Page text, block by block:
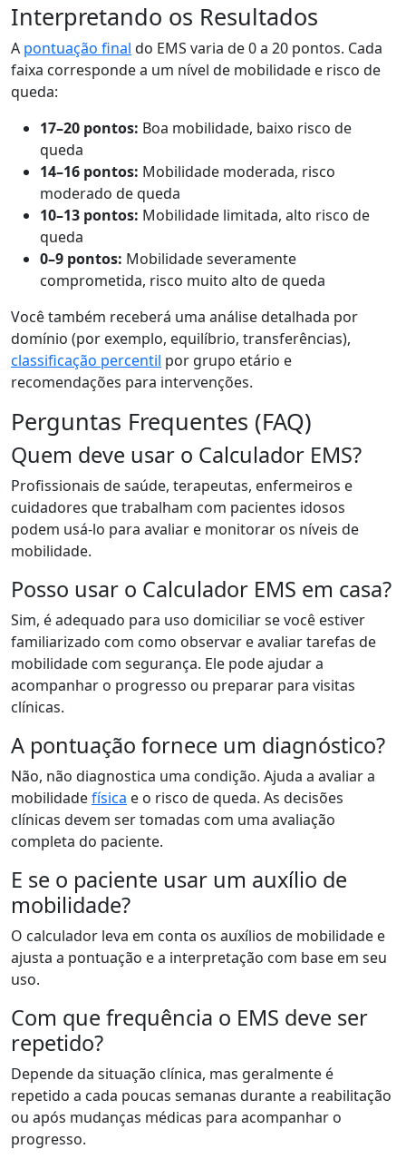
Interpretando os Resultados
A pontuação final do EMS varia de 0 a 20 pontos. Cada
faixa corresponde a um nível de mobilidade e risco de
queda:
17–20 pontos: Boa mobilidade, baixo risco de
queda
14–16 pontos: Mobilidade moderada, risco
moderado de queda
10–13 pontos: Mobilidade limitada, alto risco de
queda
0–9 pontos: Mobilidade severamente
comprometida, risco muito alto de queda
Você também receberá uma análise detalhada por
domínio (por exemplo, equilíbrio, transferências),
classificação percentil por grupo etário e
recomendações para intervenções.
Perguntas Frequentes (FAQ)
Quem deve usar o Calculador EMS?
Profissionais de saúde, terapeutas, enfermeiros e
cuidadores que trabalham com pacientes idosos
podem usá-lo para avaliar e monitorar os níveis de
mobilidade.
Posso usar o Calculador EMS em casa?
Sim, é adequado para uso domiciliar se você estiver
familiarizado com como observar e avaliar tarefas de
mobilidade com segurança. Ele pode ajudar a
acompanhar o progresso ou preparar para visitas
clínicas.
A pontuação fornece um diagnóstico?
Não, não diagnostica uma condição. Ajuda a avaliar a
mobilidadefísica e o risco de queda. As decisões
clínicas devem ser tomadas com uma avaliação
completa do paciente.
E se o paciente usar um auxílio de
mobilidade?
O calculador leva em conta os auxílios de mobilidade e
ajusta a pontuação e a interpretação com base em seu
uso.
Com que frequência o EMS deve ser
repetido?
Depende da situação clínica, mas geralmente é
repetido a cada poucas semanas durante a reabilitação
ou após mudanças médicas para acompanhar o
progresso.